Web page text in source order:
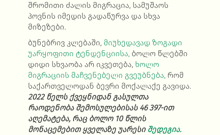
შრომითი ძალის მიგრაცია, სამუშაოს
პოვნის იმედის გადაწურვა და სხვა
მიზეზები.
ბუნებრივ კლებაში, მიუხედავად ზოგადი
უარყოფითი ტენდენციისა,ბოლო წლებში
დიდი სხვაობა არ იკვეთება, ხოლო
მიგრაციის მაჩვენებელი გვეუბნება,რომ
საქართველოდან ბევრი მოქალაქე გავიდა.
2022 წელს ქვეყნიდან გასულთა
რაოდენობა შემოსულებისას 46 397-ით
აღემატება, რაც ბოლო 10 წლის
მონაცემებით ყველაზე უარესი შედეგია.